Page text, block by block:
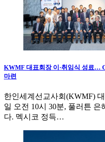
KWMF 대표회장 이·취임식 성료…
마련
한인세계선교사회(KWMF)
일 오전 10시 30분, 풀러튼
다. 멕시코 정득…